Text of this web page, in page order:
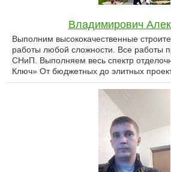
Владимирович
Выполним высококачественные
работы любой сложности. Все работы
СНиП. Выполняем весь спектр
Ключ» От бюджетных до элитных